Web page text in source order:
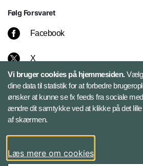
Følg Forsvaret
Facebook
X
Instagram
Bluesky
LinkedIn
Vi bruger cookies på hjemmesiden.Vælg
dine data til statistik for at forbedre
ønsker at kunne se fx feeds fra sociale
ændre dit samtykke ved at klikke på det
af skærmen.
Læs mere om cookies